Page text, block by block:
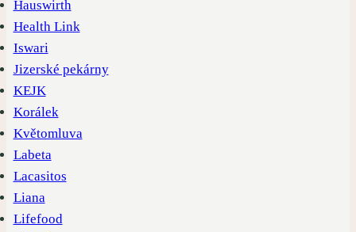
Hauswirth
Health Link
Iswari
Jizerské pekárny
KEJK
Korálek
Květomluva
Labeta
Lacasitos
Liana
Lifefood